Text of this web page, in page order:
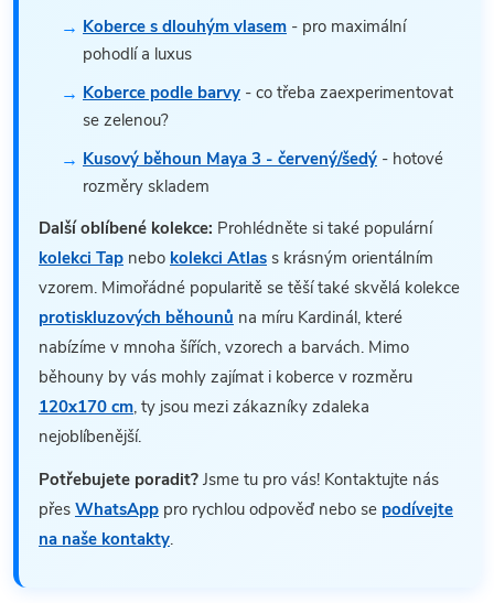
Koberce s dlouhým vlasem - pro maximální
pohodlí a luxus
Koberce podle barvy - co třeba zaexperimentovat
se zelenou?
Kusový běhoun Maya 3 - červený/šedý - hotové
rozměry skladem
Další oblíbené kolekce: Prohlédněte si také populární
kolekci Tap nebo kolekci Atlas s krásným orientálním
vzorem. Mimořádné popularitě se těší také skvělá kolekce
protiskluzových běhounů na míru Kardinál, které
nabízíme v mnoha šířích, vzorech a barvách. Mimo
běhouny by vás mohly zajímat i koberce v rozměru
120x170 cm, ty jsou mezi zákazníky zdaleka
nejoblíbenější.
Potřebujete poradit? Jsme tu pro vás! Kontaktujte nás
přes WhatsApp pro rychlou odpověď nebo se podívejte
na naše kontakty.